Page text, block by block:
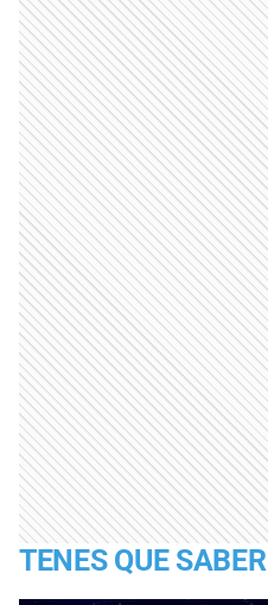
TENES QUE SABER